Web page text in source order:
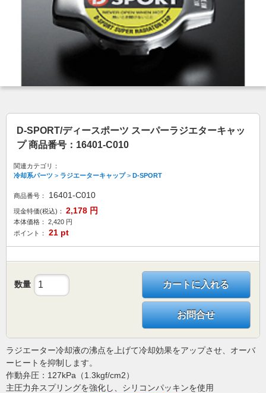
D-SPORT/ディースポーツ スーパーラジエターキャッ
プ 商品番号：16401-C010
関連カテゴリ：
冷却系パーツ > ラジエーターキャップ> D-SPORT
商品番号： 16401-C010
現金特価(税込)： 2,178 円
本体価格： 2,420 円
ポイント：
21 pt
数量 カートに入れる
お問合せ
ラジエーター冷却液の沸点を上げて冷却効果をアップさせ、オーバ
ーヒートを抑制します。
作動弁圧：127kPa（1.3kgf/cm2）
主圧力弁スプリングを強化し、シリコンパッキンを使用